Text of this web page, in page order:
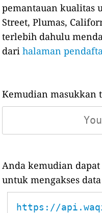
pemantauan kualitas
Street, Plumas,
terlebih dahulu
darihalaman
Kemudian masukkan
Anda kemudian
untuk mengakses
https://